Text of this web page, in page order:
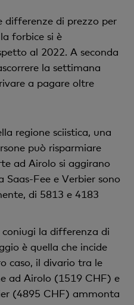
differenze di prezzo per
forbice si è
al 2022. A seconda
la settimana
a pagare oltre
regione sciistica, una
può risparmiare
ad Airolo si aggirano
Fee e Verbier sono
di 5813 e 4183
la differenza di
è quella che incide
caso, il divario tra le
ad Airolo (1519 CHF) e
(4895 CHF) ammonta